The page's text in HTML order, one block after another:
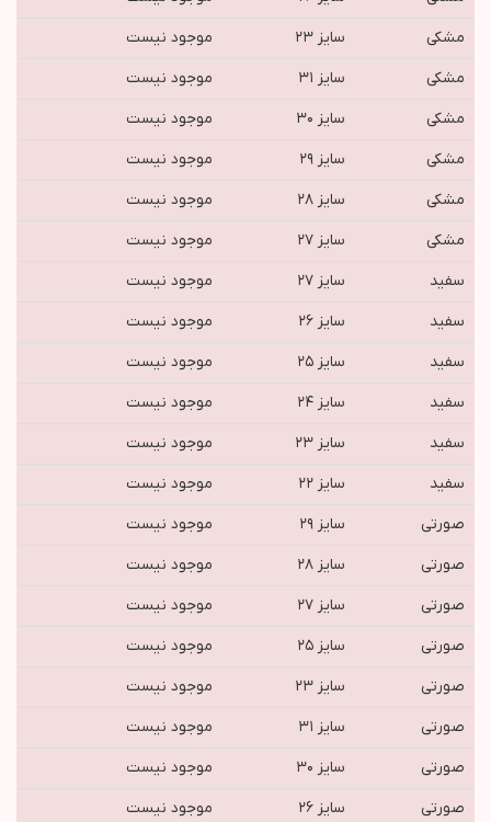
مشکی
سایز ۲۳
موجود نیست
مشکی
سایز ۳۱
موجود نیست
مشکی
سایز ۳۰
موجود نیست
مشکی
سایز ۲۹
موجود نیست
مشکی
سایز ۲۸
موجود نیست
مشکی
سایز ۲۷
موجود نیست
سفید
سایز ۲۷
موجود نیست
سفید
سایز ۲۶
موجود نیست
سفید
سایز ۲۵
موجود نیست
سفید
سایز ۲۴
موجود نیست
سفید
سایز ۲۳
موجود نیست
سفید
سایز ۲۲
موجود نیست
صورتی
سایز ۲۹
موجود نیست
صورتی
سایز ۲۸
موجود نیست
صورتی
سایز ۲۷
موجود نیست
صورتی
سایز ۲۵
موجود نیست
صورتی
سایز ۲۳
موجود نیست
صورتی
سایز ۳۱
موجود نیست
صورتی
سایز ۳۰
موجود نیست
صورتی
سایز ۲۶ موجود نیست